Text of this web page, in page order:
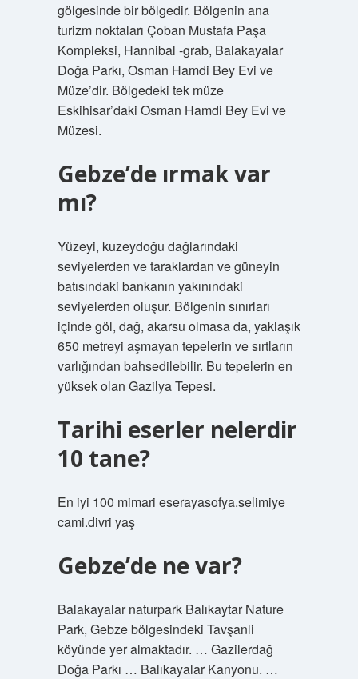
gölgesinde bir bölgedir. Bölgenin ana
turizm noktaları Çoban Mustafa Paşa
Kompleksi, Hannibal -grab, Balakayalar
Doğa Parkı, Osman Hamdi Bey Evi ve
Müze’dir. Bölgedeki tek müze
Eskihisar’daki Osman Hamdi Bey Evi ve
Müzesi.
Gebze’de ırmak var
mı?
Yüzeyi, kuzeydoğu dağlarındaki
seviyelerden ve taraklardan ve güneyin
batısındaki bankanın yakınındaki
seviyelerden oluşur. Bölgenin sınırları
içinde göl, dağ, akarsu olmasa da, yaklaşık
650 metreyi aşmayan tepelerin ve sırtların
varlığından bahsedilebilir. Bu tepelerin en
yüksek olan Gazilya Tepesi.
Tarihi eserler nelerdir
10 tane?
En iyi 100 mimari eserayasofya.selimiye
cami.divri yaş
Gebze’de ne var?
Balakayalar naturpark Balıkaytar Nature
Park, Gebze bölgesindeki Tavşanli
köyünde yer almaktadır. … Gazilerdağ
Doğa Parkı … Balıkayalar Kanyonu. …